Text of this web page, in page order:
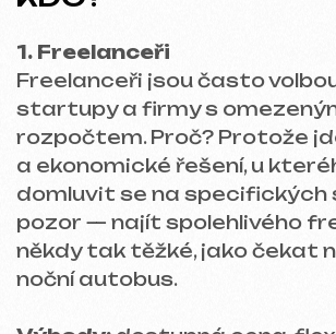
Pro větší projekty, které vyžadují
agentura nebo studio. Najdete zde tým,
který zahrnuje nejen vývojáře, ale i
designéry, obsahové manažery a
specialisty na SEO.
Výhody:
komplexní přístup, zkušenosti s
velkými projekty, záruky kvality.
Nevýhody:vyšší cena než u freelancerů.
3. In-house vývojáři
Pokud je projekt velký a firma má
rozpočet na vlastní vývojáře, je ideální